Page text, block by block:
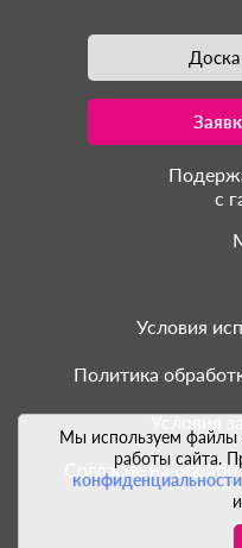
Мы используем файлы
работы сайта.
конфиденциальности
с
Условия
Политика
Условия
Согласие на